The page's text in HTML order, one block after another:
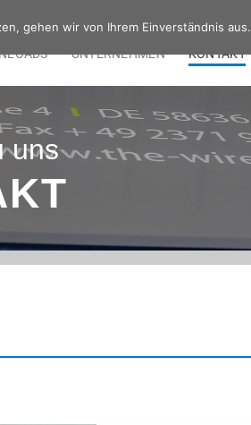
UNTERNEHMEN KONTAKT
uns
gehen wir von Ihrem Einverständnis aus.